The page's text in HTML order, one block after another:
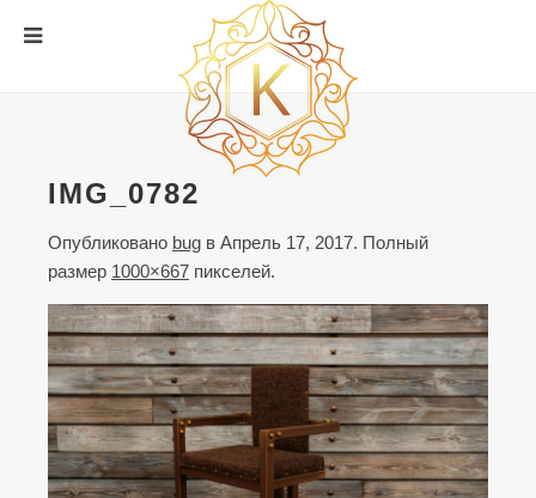
IMG_0782
Опубликовано bug в Апрель 17, 2017. Полный
размер 1000×667 пикселей.